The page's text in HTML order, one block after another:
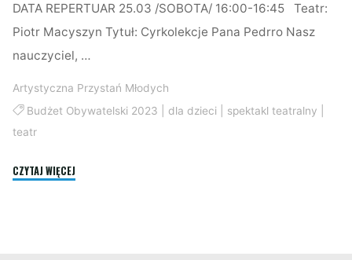
DATA REPERTUAR 25.03 /SOBOTA/ 16:00-16:45 Teatr:
Piotr Macyszyn Tytuł: Cyrkolekcje Pana Pedrro Nasz
nauczyciel, …
Artystyczna Przystań Młodych
Budżet Obywatelski 2023
dla dzieci| spektakl teatralny
teatr
CZYTAJ WIĘCEJ